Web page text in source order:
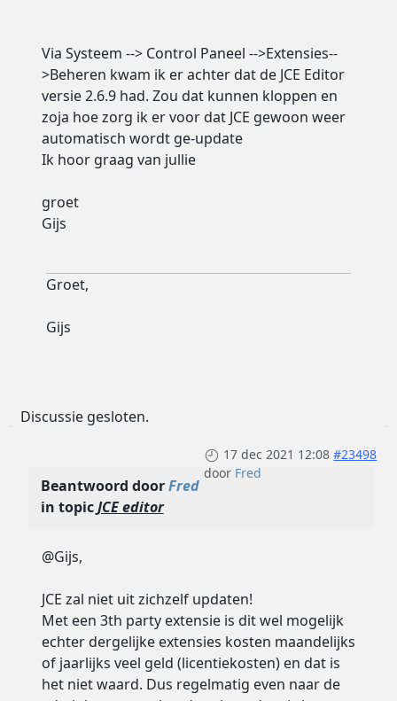
Via Systeem --> Control Paneel -->Extensies--
>Beheren kwam ik er achter dat de JCE Editor
versie 2.6.9 had. Zou dat kunnen kloppen en
zoja hoe zorg ik er voor dat JCE gewoon weer
automatisch wordt ge-update
Ik hoor graag van jullie
groet
Gijs
Groet,
Gijs
Discussie gesloten.
17 dec 2021 12:08 #23498
door Fred
Beantwoord doorFred
in topicJCE editor
@Gijs,
JCE zal niet uit zichzelf updaten!
Met een 3th party extensie is dit wel mogelijk
echter dergelijke extensies kosten maandelijks
of jaarlijks veel geld (licentiekosten) en dat is
het niet waard. Dus regelmatig even naar de